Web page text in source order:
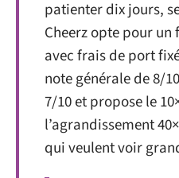
patienter dix jours,
Cheerz opte pour un
avec frais de port
note générale de 8/
7/10 et propose le
l’agrandissement
qui veulent voir